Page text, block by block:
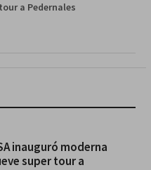
a Pedernales
inauguró moderna
super tour a